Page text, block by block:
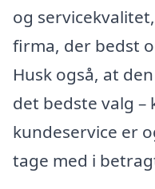
og
firma, der bedst
Husk også, at
det bedste valg
kundeservice er
tage med i